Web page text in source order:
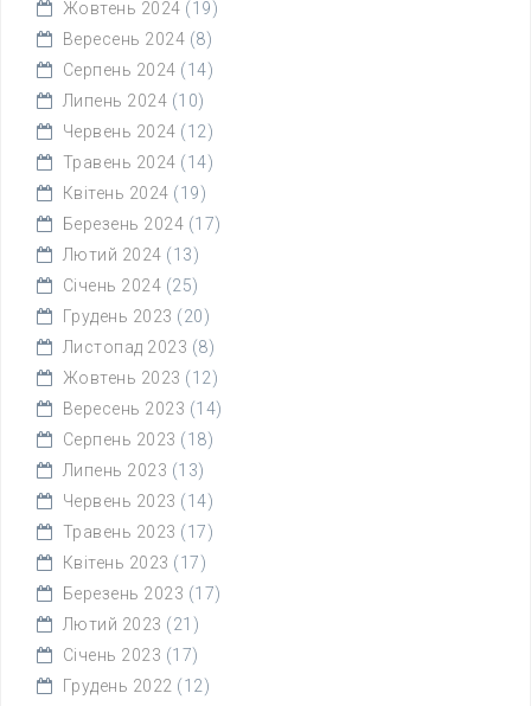
Жовтень 2024 (19)
Вересень 2024 (8)
Серпень 2024 (14)
Липень 2024 (10)
Червень 2024 (12)
Травень 2024 (14)
Квітень 2024 (19)
Березень 2024 (17)
Лютий 2024 (13)
Січень 2024 (25)
Грудень 2023 (20)
Листопад 2023 (8)
Жовтень 2023 (12)
Вересень 2023 (14)
Серпень 2023 (18)
Липень 2023 (13)
Червень 2023 (14)
Травень 2023 (17)
Квітень 2023 (17)
Березень 2023 (17)
Лютий 2023 (21)
Січень 2023 (17)
Грудень 2022 (12)